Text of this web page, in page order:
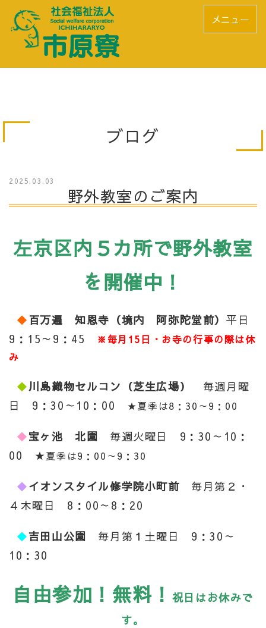
メニュー
ブログ
2025.03.03
野外教室のご案内
左京区内５カ所で野外教室
を開催中！
◆ 百万遍知恩寺（境内 阿弥陀堂前）平日
9：15～9：45
※毎月15日・お寺の行事の際は休
み
◆川島織物セルコン（芝生広場）
毎週月曜
日 9：30～10：00
★夏季は8：30～9：00
◆宝ヶ池 北園 毎週火曜日 9：30～10：
00 ★夏季は9：00～9：30
◆イオンスタイル修学院小町前 毎月第２・
４木曜日 8：00～8：20
◆吉田山公園
毎月第１土曜日 9：30～
10：30
自由参加！無料！ 祝日はお休みで
す。